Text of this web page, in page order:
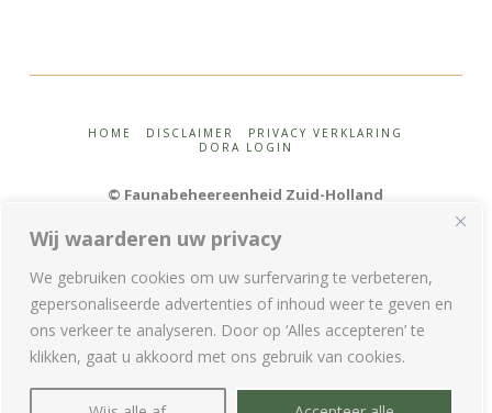
Wij waarderen uw privacy
We gebruiken cookies om uw surfervaring te verbeteren,
gepersonaliseerde advertenties of inhoud weer te geven en
ons verkeer te analyseren. Door op ‘Alles accepteren’ te
klikken, gaat u akkoord met ons gebruik van cookies.
HOME DISCLAIMER
PRIVACY VERKLARING
DORA LOGIN
© Faunabeheereenheid Zuid-Holland
T: 085 – 210 36 28 (tussen 9.00 en 12.00 uur) |
info@fbezh.nl